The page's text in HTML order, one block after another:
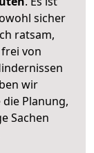
sicher
ratsam,
von
wir
Planung,
Sachen